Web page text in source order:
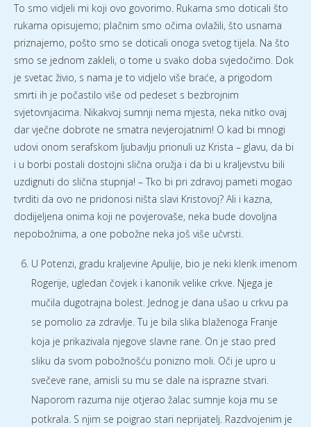
To smo vidjeli mi koji ovo govorimo. Rukama smo doticali što
rukama opisujemo; plačnim smo očima ovlažili, što usnama
priznajemo, pošto smo se doticali onoga svetog tijela. Na što
smo se jednom zakleli, o tome u svako doba svjedočimo. Dok
je svetac živio, s nama je to vidjelo više braće, a prigodom
smrti ih je počastilo više od pedeset s bezbrojnim
svjetovnjacima. Nikakvoj sumnji nema mjesta, neka nitko ovaj
dar vječne dobrote ne smatra nevjerojatnim! O kad bi mnogi
udovi onom serafskom ljubavlju prionuli uz Krista – glavu, da bi
i u borbi postali dostojni slična oružja i da bi u kraljevstvu bili
uzdignuti do slična stupnja! – Tko bi pri zdravoj pameti mogao
tvrditi da ovo ne pridonosi ništa slavi Kristovoj? Ali i kazna,
dodijeljena onima koji ne povjerovaše, neka bude dovoljna
nepobožnima, a one pobožne neka još više učvrsti.
U Potenzi, gradu kraljevine Apulije, bio je neki klerik imenom
Rogerije, ugledan čovjek i kanonik velike crkve. Njega je
mučila dugotrajna bolest. Jednog je dana ušao u crkvu pa
se pomolio za zdravlje. Tu je bila slika blaženoga Franje
koja je prikazivala njegove slavne rane. On je stao pred
sliku da svom pobožnošću ponizno moli. Oči je upro u
svečeve rane, amisli su mu se dale na isprazne stvari.
Naporom razuma nije otjerao žalac sumnje koja mu se
potkrala. S njim se poigrao stari neprijatelj. Razdvojenim je